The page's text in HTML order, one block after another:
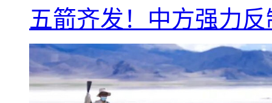
五箭齐发！中方强力